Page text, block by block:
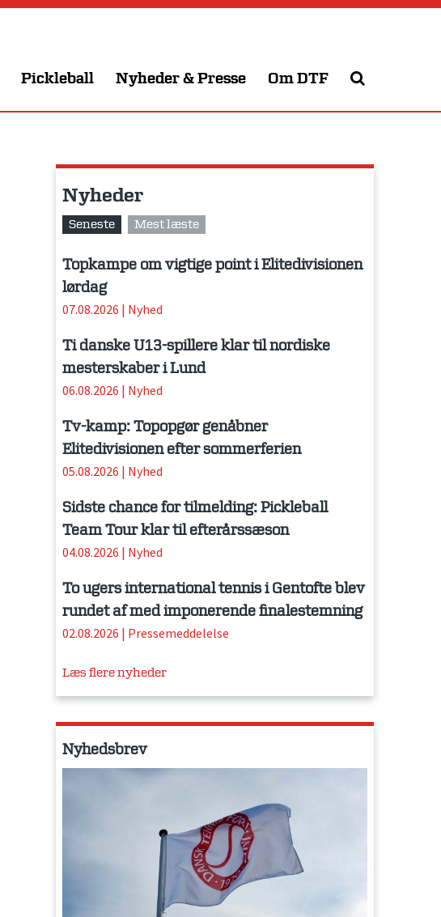
Pickleball Nyheder & Presse Om DTF
Nyheder
Seneste Mest læste
Topkampe om vigtige point i Elitedivisionen
lørdag
07.08.2026 | Nyhed
Ti danske U13-spillere klar til nordiske
mesterskaber i Lund
06.08.2026 | Nyhed
Tv-kamp: Topopgør genåbner
Elitedivisionen efter sommerferien
05.08.2026 | Nyhed
Sidste chance for tilmelding: Pickleball
Team Tour klar til efterårssæson
04.08.2026 | Nyhed
To ugers international tennis i Gentofte blev
rundet af med imponerende finalestemning
02.08.2026 | Pressemeddelelse
Læs flere nyheder
Nyhedsbrev